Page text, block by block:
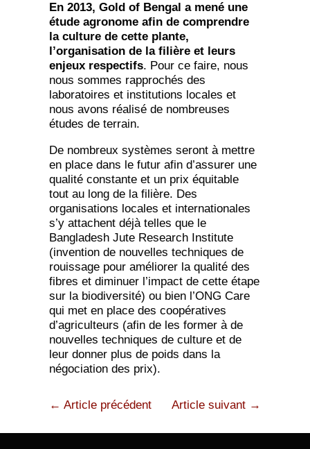
En 2013, Gold of Bengal a mené une
étude agronome afin de comprendre
la culture de cette plante,
l’organisation de la filière et leurs
enjeux respectifs. Pour ce faire, nous
nous sommes rapprochés des
laboratoires et institutions locales et
nous avons réalisé de nombreuses
études de terrain.
De nombreux systèmes seront à mettre
en place dans le futur afin d’assurer une
qualité constante et un prix équitable
tout au long de la filière. Des
organisations locales et internationales
s’y attachent déjà telles que le
Bangladesh Jute Research Institute
(invention de nouvelles techniques de
rouissage pour améliorer la qualité des
fibres et diminuer l’impact de cette étape
sur la biodiversité) ou bien l’ONG Care
qui met en place des coopératives
d’agriculteurs (afin de les former à de
nouvelles techniques de culture et de
leur donner plus de poids dans la
négociation des prix).
← Article précédent Article suivant →